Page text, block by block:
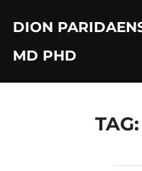
content
DION
MD PHD
TAG: